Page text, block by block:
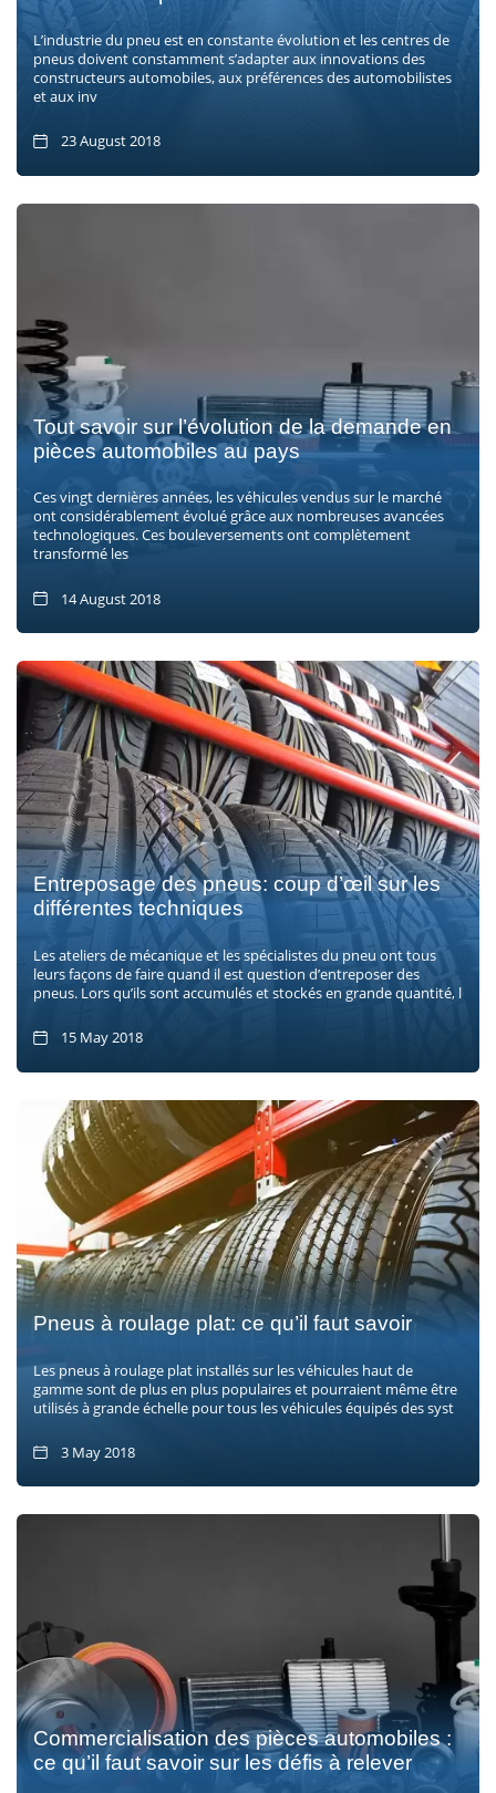
L’industrie du pneu est en constante évolution et les centres de
pneus doivent constamment s’adapter aux innovations des
constructeurs automobiles, aux préférences des automobilistes
et aux inv
23 August 2018
Tout savoir sur l’évolution de la demande en
pièces automobiles au pays
Ces vingt dernières années, les véhicules vendus sur le marché
ont considérablement évolué grâce aux nombreuses avancées
technologiques. Ces bouleversements ont complètement
transformé les
14 August 2018
Entreposage des pneus: coup d’œil sur les
différentes techniques
Les ateliers de mécanique et les spécialistes du pneu ont tous
leurs façons de faire quand il est question d’entreposer des
pneus. Lors qu’ils sont accumulés et stockés en grande quantité, l
15 May 2018
Pneus à roulage plat: ce qu’il faut savoir
Les pneus à roulage plat installés sur les véhicules haut de
gamme sont de plus en plus populaires et pourraient même être
utilisés à grande échelle pour tous les véhicules équipés des syst
3 May 2018
Commercialisation des pièces automobiles :
ce qu’il faut savoir sur les défis à relever